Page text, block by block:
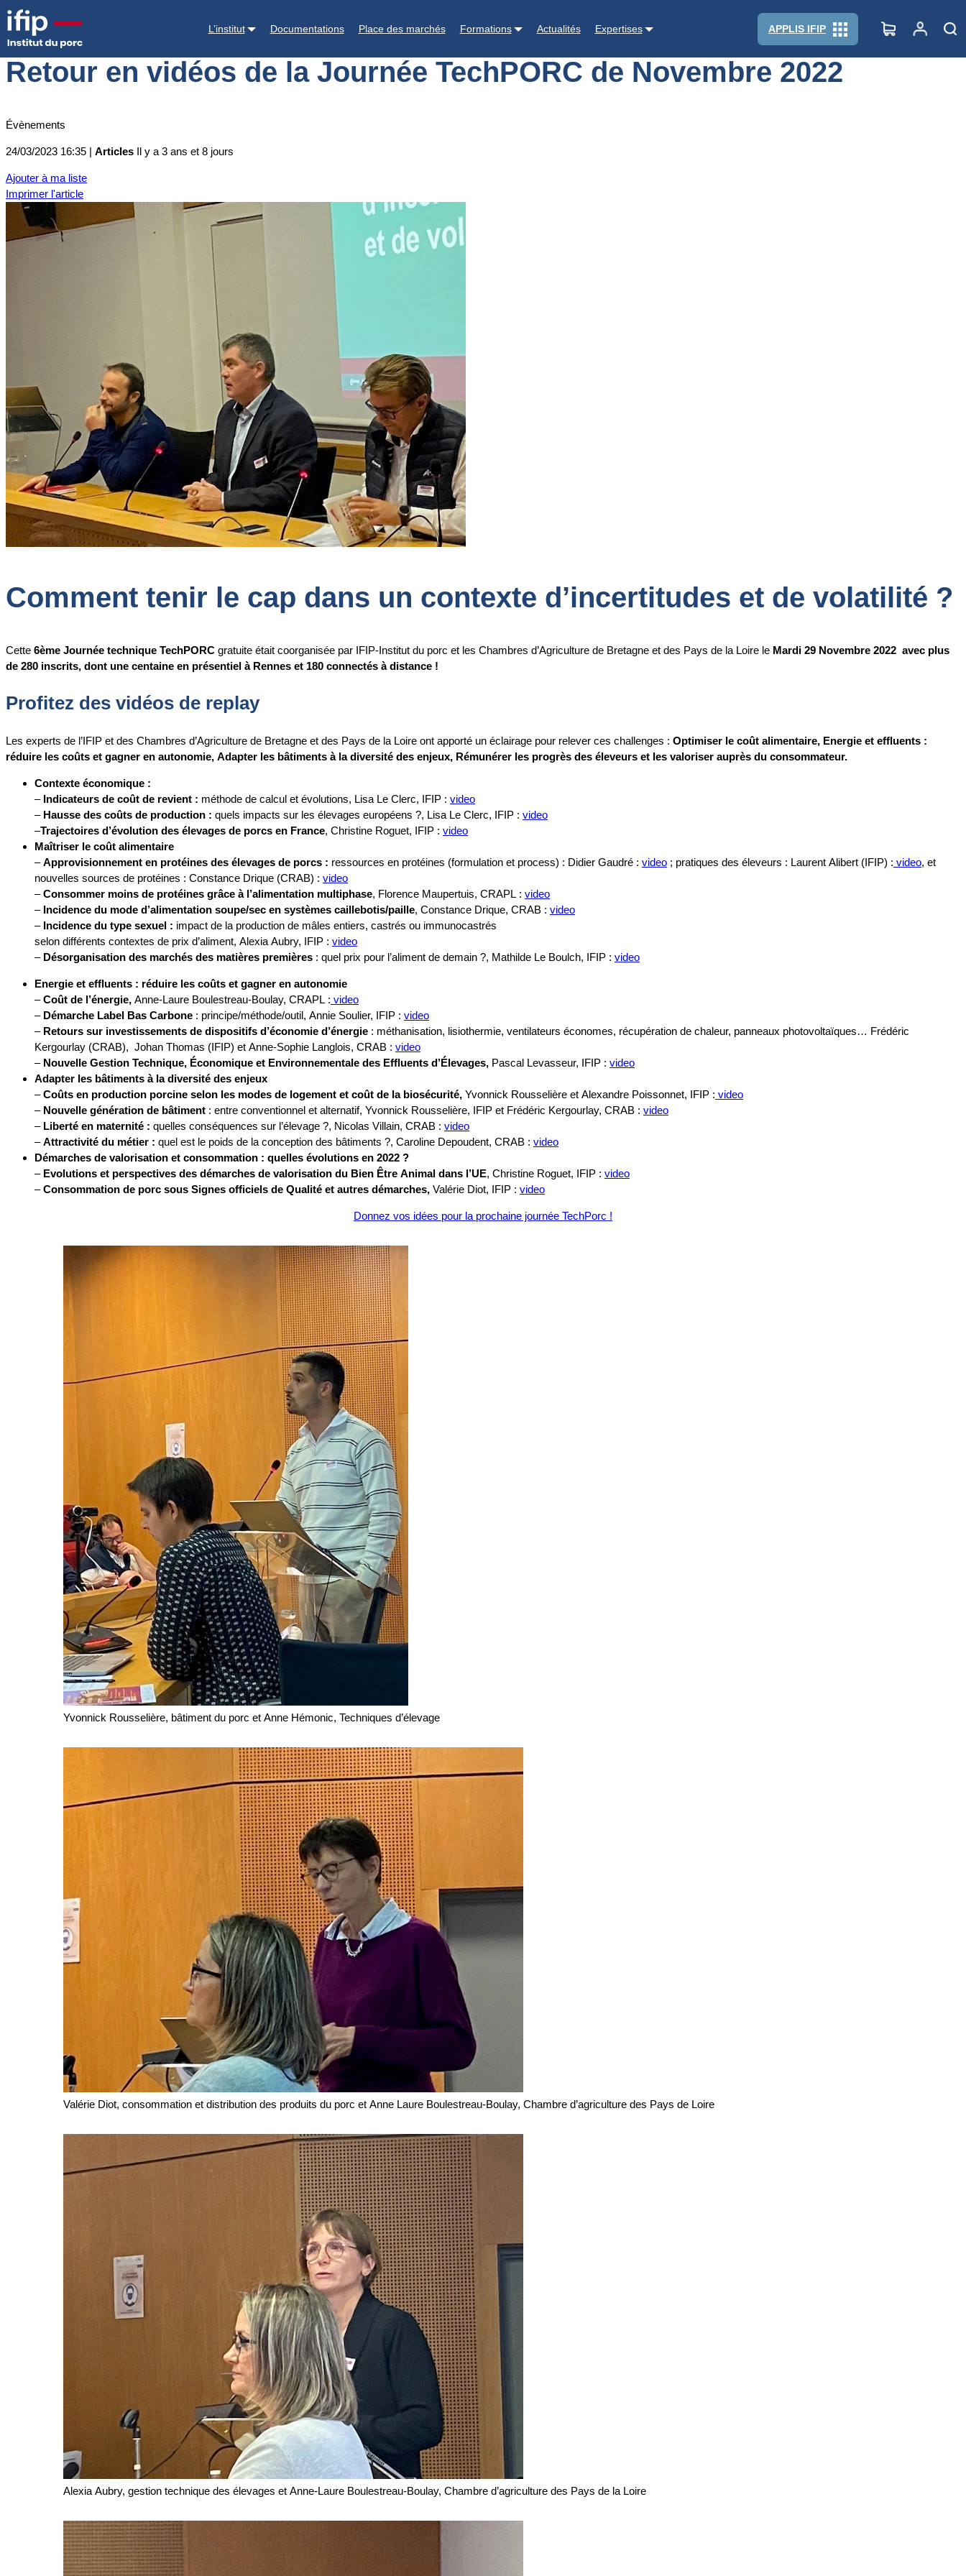
L’institut Documentations Place des marchés Formations Actualités Expertises APPLIS IFIP
Accueil Actualités
Retour en vidéos de la Journée TechPORC de Novembre 2022
Évènements
24/03/2023 16:35 | Articles Il y a 3 ans et 8 jours
Ajouter à ma liste
Imprimer l'article
Comment tenir le cap dans un contexte d’incertitudes et de volatilité ?
Cette 6ème Journée technique TechPORC gratuite était coorganisée par IFIP-Institut du porc et les Chambres d’Agriculture de Bretagne et des Pays de la Loire le Mardi 29 Novembre 2022 avec plus
de 280 inscrits, dont une centaine en présentiel à Rennes et 180 connectés à distance !
Profitez des vidéos de replay
Les experts de l’IFIP et des Chambres d’Agriculture de Bretagne et des Pays de la Loire ont apporté un éclairage pour relever ces challenges : Optimiser le coût alimentaire, Energie et effluents :
réduire les coûts et gagner en autonomie, Adapter les bâtiments à la diversité des enjeux, Rémunérer les progrès des éleveurs et les valoriser auprès du consommateur.
Contexte économique :
–Indicateurs de coût de revient : méthode de calcul et évolutions, Lisa Le Clerc, IFIP : video
–Hausse des coûts de production : quels impacts sur les élevages européens ?, Lisa Le Clerc, IFIP : video
–Trajectoires d’évolution des élevages de porcs en France, Christine Roguet, IFIP : video
Maîtriser le coût alimentaire
–Approvisionnement en protéines des élevages de porcs : ressources en protéines (formulation et process) : Didier Gaudré : video ; pratiques des éleveurs : Laurent Alibert (IFIP) : video, et
nouvelles sources de protéines : Constance Drique (CRAB) : video
–Consommer moins de protéines grâce à l’alimentation multiphase, Florence Maupertuis, CRAPL : video
–Incidence du mode d’alimentation soupe/sec en systèmes caillebotis/paille, Constance Drique, CRAB : video
– Incidence du type sexuel : impact de la production de mâles entiers, castrés ou immunocastrés
selon différents contextes de prix d’aliment, Alexia Aubry, IFIP : video
–Désorganisation des marchés des matières premières : quel prix pour l’aliment de demain ?, Mathilde Le Boulch, IFIP : video
Energie et effluents : réduire les coûts et gagner en autonomie
–Coût de l’énergie, Anne-Laure Boulestreau-Boulay, CRAPL : video
– Démarche Label Bas Carbone : principe/méthode/outil, Annie Soulier, IFIP : video
– Retours sur investissements de dispositifs d’économie d’énergie : méthanisation, lisiothermie, ventilateurs économes, récupération de chaleur, panneaux photovoltaïques… Frédéric
Kergourlay (CRAB), Johan Thomas (IFIP) et Anne-Sophie Langlois, CRAB : video
– Nouvelle Gestion Technique, Économique et Environnementale des Effluents d’Élevages, Pascal Levasseur, IFIP : video
Adapter les bâtiments à la diversité des enjeux
–Coûts en production porcine selon les modes de logement et coût de la biosécurité, Yvonnick Rousselière et Alexandre Poissonnet, IFIP : video
– Nouvelle génération de bâtiment : entre conventionnel et alternatif, Yvonnick Rousselière, IFIP et Frédéric Kergourlay, CRAB : video
– Liberté en maternité : quelles conséquences sur l’élevage ?, Nicolas Villain, CRAB : video
–Attractivité du métier : quel est le poids de la conception des bâtiments ?, Caroline Depoudent, CRAB : video
Démarches de valorisation et consommation : quelles évolutions en 2022 ?
– Evolutions et perspectives des démarches de valorisation du Bien Être Animal dans l’UE, Christine Roguet, IFIP : video
–Consommation de porc sous Signes officiels de Qualité et autres démarches, Valérie Diot, IFIP : video
Donnez vos idées pour la prochaine journée TechPorc !
Yvonnick Rousselière, bâtiment du porc et Anne Hémonic, Techniques d’élevage
Valérie Diot, consommation et distribution des produits du porc et Anne Laure Boulestreau-Boulay, Chambre d’agriculture des Pays de Loire
Alexia Aubry, gestion technique des élevages et Anne-Laure Boulestreau-Boulay, Chambre d’agriculture des Pays de la Loire